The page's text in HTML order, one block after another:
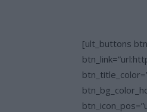
[ult_buttons